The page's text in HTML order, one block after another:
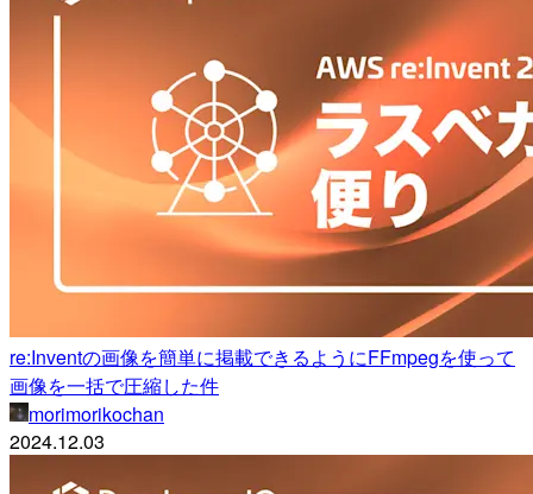
re:Inventの画像を簡単に掲載できるようにFFmpegを使って
画像を一括で圧縮した件
morimorikochan
2024.12.03